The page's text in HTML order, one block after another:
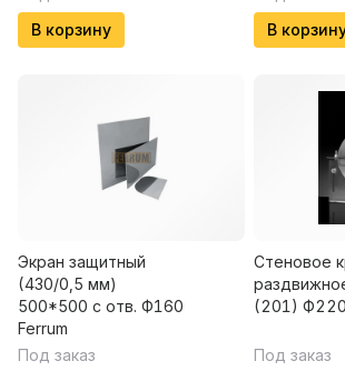
В корзину
В
Экран защитный
(430/0,5 мм)
500*500 с отв. Ф160
Ferrum
Под заказ
Стеновое
(201)
Под заказ